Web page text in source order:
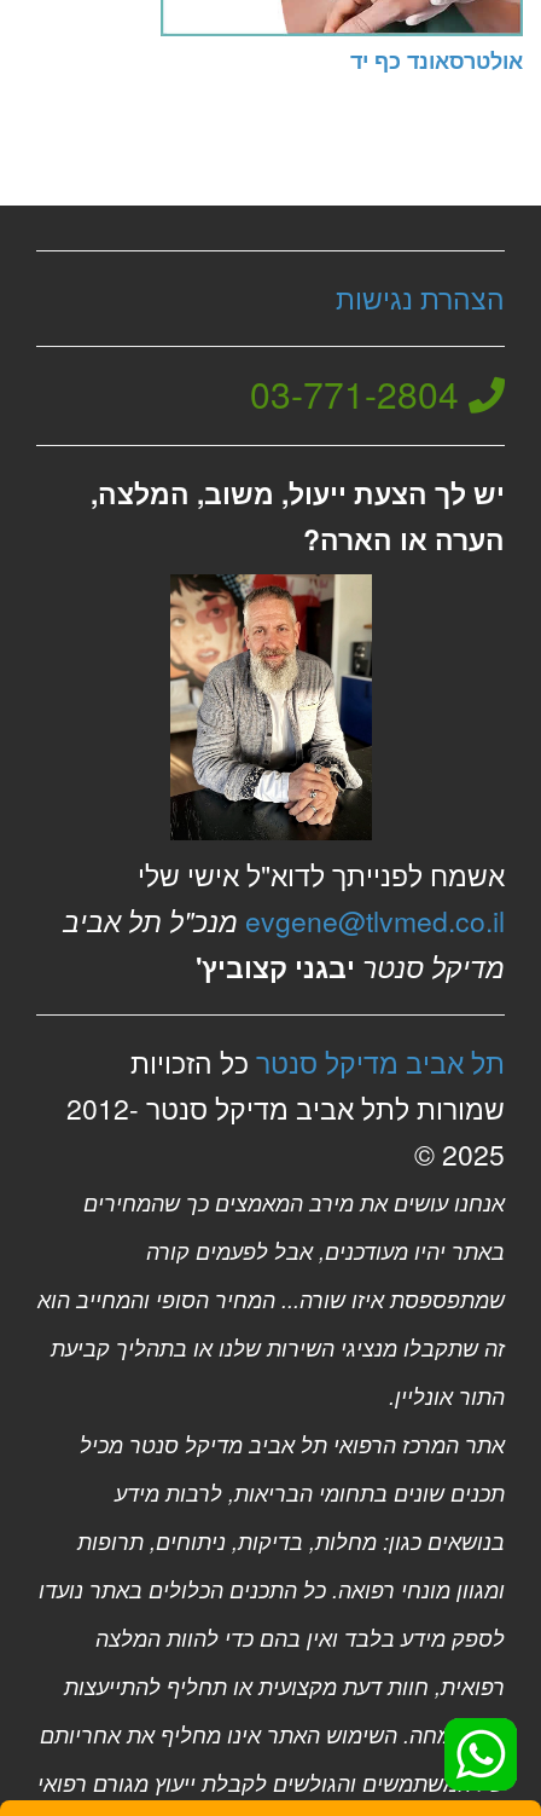
אולטרסאונד כף יד
הצהרת נגישות
03-771-2804
יש לך הצעת ייעול, משוב, המלצה,
הערה או הארה?
אשמח לפנייתך לדוא"ל אישי שלי
evgene@tlvmed.co.il מנכ"ל תל אביב
מדיקל סנטר יבגני קצוביץ'
תל אביב מדיקל סנטר כל הזכויות
שמורות לתל אביב מדיקל סנטר 2012-
2025 ©
אנחנו עושים את מירב המאמצים כך שהמחירים
באתר יהיו מעודכנים, אבל לפעמים קורה
שמתפספסת איזו שורה... המחיר הסופי והמחייב הוא
זה שתקבלו מנציגי השירות שלנו או בתהליך קביעת
התור אונליין.
אתר המרכז הרפואי תל אביב מדיקל סנטר מכיל
תכנים שונים בתחומי הבריאות, לרבות מידע
בנושאים כגון: מחלות, בדיקות, ניתוחים, תרופות
ומגוון מונחי רפואה. כל התכנים הכלולים באתר נועדו
לספק מידע בלבד ואין בהם כדי להוות המלצה
רפואית, חוות דעת מקצועית או תחליף להתייעצות
עם מומחה. השימוש האתר אינו מחליף את אחריותם
של המשתמשים והגולשים לקבלת ייעוץ מגורם רפואי